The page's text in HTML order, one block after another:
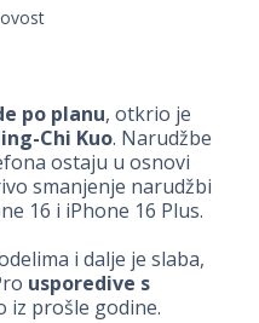
po planu, otkrio je
Chi Kuo. Narudžbe
ostaju u osnovi
smanjenje narudžbi
16 i iPhone 16 Plus.
i dalje je slaba,
usporedive s
iz prošle godine.